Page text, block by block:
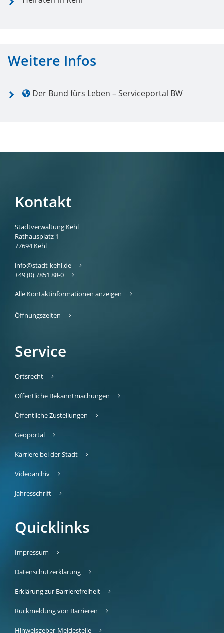
Weitere Infos
Der Bund fürs Leben – Serviceportal BW
Kontakt
Stadtverwaltung Kehl
Rathausplatz 1
77694 Kehl
info@stadt-kehl.de
+49 (0) 7851 88-0
Alle Kontaktinformationen anzeigen
Öffnungszeiten
Service
Ortsrecht
Öffentliche Bekanntmachungen
Öffentliche Zustellungen
Geoportal
Karriere bei der Stadt
Videoarchiv
Jahresschrift
Quicklinks
Impressum
Datenschutzerklärung
Erklärung zur Barrierefreiheit
Rückmeldung von Barrieren
Hinweisgeber-Meldestelle